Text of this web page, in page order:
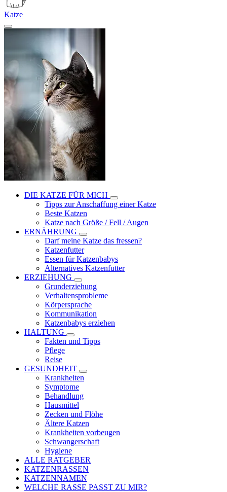
Katze
DIE KATZE FÜR MICH
Tipps zur Anschaffung einer Katze
Beste Katzen
Katze nach Größe / Fell / Augen
ERNÄHRUNG
Darf meine Katze das fressen?
Katzenfutter
Essen für Katzenbabys
Alternatives Katzenfutter
ERZIEHUNG
Grunderziehung
Verhaltensprobleme
Körpersprache
Kommunikation
Katzenbabys erziehen
HALTUNG
Fakten und Tipps
Pflege
Reise
GESUNDHEIT
Krankheiten
Symptome
Behandlung
Hausmittel
Zecken und Flöhe
Ältere Katzen
Krankheiten vorbeugen
Schwangerschaft
Hygiene
ALLE RATGEBER
KATZENRASSEN
KATZENNAMEN
WELCHE RASSE PASST ZU MIR?